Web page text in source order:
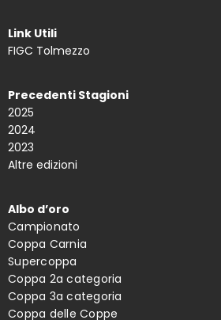
Link Utili
FIGC Tolmezzo
Precedenti Stagioni
2025
2024
2023
Altre edizioni
Albo d’oro
Campionato
Coppa Carnia
Supercoppa
Coppa 2a categoria
Coppa 3a categoria
Coppa delle Coppe